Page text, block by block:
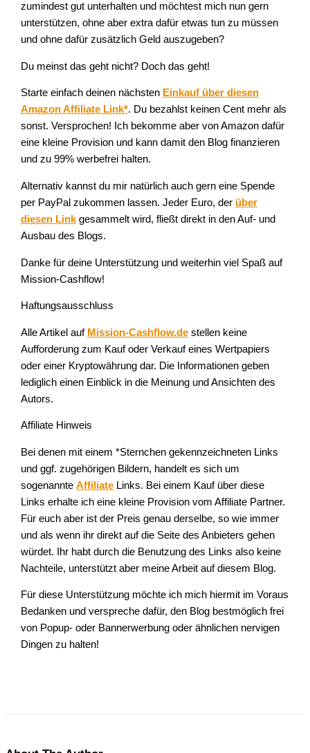
zumindest gut unterhalten und möchtest mich nun gern
unterstützen, ohne aber extra dafür etwas tun zu müssen
und ohne dafür zusätzlich Geld auszugeben?
Du meinst das geht nicht? Doch das geht!
Starte einfach deinen nächsten Einkauf über diesen
Amazon Affiliate Link*. Du bezahlst keinen Cent mehr als
sonst. Versprochen! Ich bekomme aber von Amazon dafür
eine kleine Provision und kann damit den Blog finanzieren
und zu 99% werbefrei halten.
Alternativ kannst du mir natürlich auch gern eine Spende
per PayPal zukommen lassen. Jeder Euro, der über
diesen Linkgesammelt wird, fließt direkt in den Auf- und
Ausbau des Blogs.
Danke für deine Unterstützung und weiterhin viel Spaß auf
Mission-Cashflow!
Haftungsausschluss
Alle Artikel auf Mission-Cashflow.destellen keine
Aufforderung zum Kauf oder Verkauf eines Wertpapiers
oder einer Kryptowährung dar. Die Informationen geben
lediglich einen Einblick in die Meinung und Ansichten des
Autors.
Affiliate Hinweis
Bei denen mit einem *Sternchen gekennzeichneten Links
und ggf. zugehörigen Bildern, handelt es sich um
sogenannte AffiliateLinks. Bei einem Kauf über diese
Links erhalte ich eine kleine Provision vom Affiliate Partner.
Für euch aber ist der Preis genau derselbe, so wie immer
und als wenn ihr direkt auf die Seite des Anbieters gehen
würdet. Ihr habt durch die Benutzung des Links also keine
Nachteile, unterstützt aber meine Arbeit auf diesem Blog.
Für diese Unterstützung möchte ich mich hiermit im Voraus
Bedanken und verspreche dafür, den Blog bestmöglich frei
von Popup- oder Bannerwerbung oder ähnlichen nervigen
Dingen zu halten!